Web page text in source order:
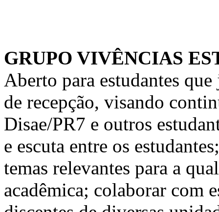
GRUPO VIVÊNCIAS
Aberto para estudantes
de recepção, visando
Disae/PR7 e outros
e escuta entre os
temas relevantes para a
acadêmica; colaborar com